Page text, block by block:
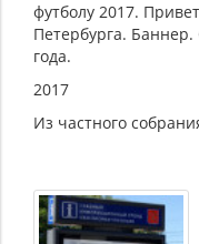
футболу 2017.
Петербурга.
года.
2017
Из частного